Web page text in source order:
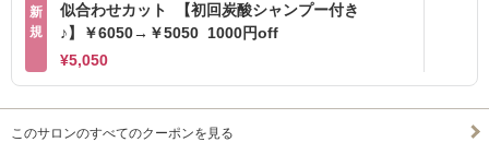
新
規
似合わせカット 【初回炭酸シャンプー付き
♪】￥6050→￥5050 1000円off
¥5,050
このサロンのすべてのクーポンを見る